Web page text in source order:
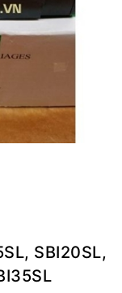
SBI20SL,